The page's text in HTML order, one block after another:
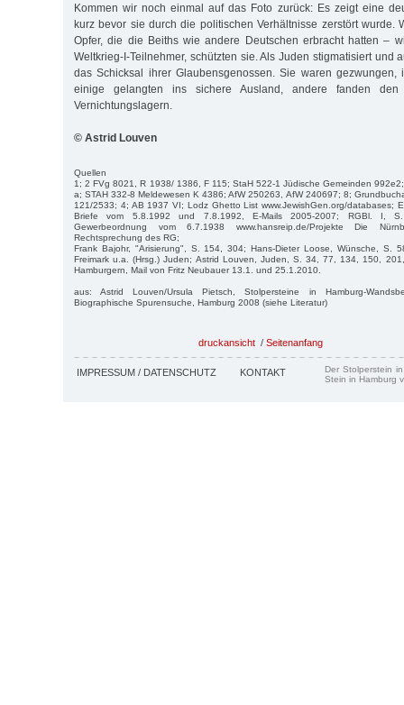
Kommen wir noch einmal auf das Foto zurück: Es zeigt eine
kurz bevor sie durch die politischen Verhältnisse zerstört wurde.
Opfer, die die Beiths wie andere Deutschen erbracht hatten –
Weltkrieg-I-Teilnehmer, schützten sie. Als Juden stigmatisiert und
das Schicksal ihrer Glaubensgenossen. Sie waren gezwungen,
einige gelangten ins sichere Ausland, andere fanden
Vernichtungslagern.
© Astrid Louven
Quellen
1; 2 FVg 8021, R 1938/ 1386, F 115; StaH 522-1 Jüdische Gemeinden
a; STAH 332-8 Meldewesen K 4386; AfW 250263, AfW 240697; 8;
121/2533; 4; AB 1937 VI; Lodz Ghetto List www.JewishGen.org/databases;
Briefe vom 5.8.1992 und 7.8.1992, E-Mails 2005-2007; RGBl. I,
Gewerbeordnung vom 6.7.1938 www.hansreip.de/Projekte Die
Rechtsprechung des RG;
Frank Bajohr, "Arisierung", S. 154, 304; Hans-Dieter Loose, Wünsche, S.
Freimark u.a. (Hrsg.) Juden; Astrid Louven, Juden, S. 34, 77, 134, 150,
Hamburgern, Mail von Fritz Neubauer 13.1. und 25.1.2010.
aus: Astrid Louven/Ursula Pietsch, Stolpersteine in Hamburg-
Biographische Spurensuche, Hamburg 2008 (siehe Literatur)
druckansicht / Seitenanfang
IMPRESSUM / DATENSCHUTZ KONTAKT
Der Stolperstein
Stein in Hamburg